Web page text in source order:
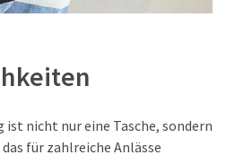
ist nicht nur eine Tasche, sondern
für zahlreiche Anlässe